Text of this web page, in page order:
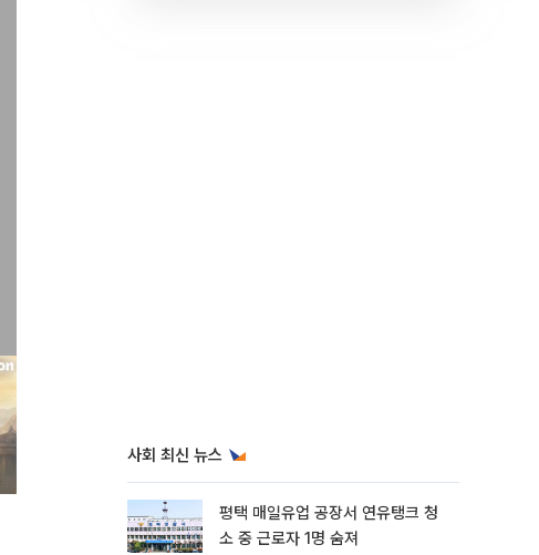
사회 최신 뉴스
평택 매일유업 공장서 연유탱크 청
소 중 근로자 1명 숨져